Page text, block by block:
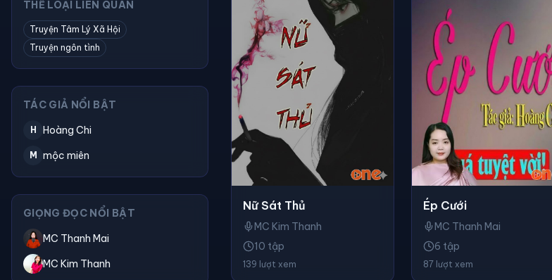
THỂ LOẠI LIÊN QUAN
Truyện Tâm Lý Xã Hội
Truyện ngôn tình
TÁC GIẢ NỔI BẬT
H Hoàng Chi
M mộc miên
GIỌNG ĐỌC NỔI BẬT
MC Thanh Mai
MC Kim Thanh
Nữ Sát Thủ
MC Kim Thanh
10 tập
139 lượt xem
Ép Cưới
MC Thanh Mai
6 tập
87 lượt xem